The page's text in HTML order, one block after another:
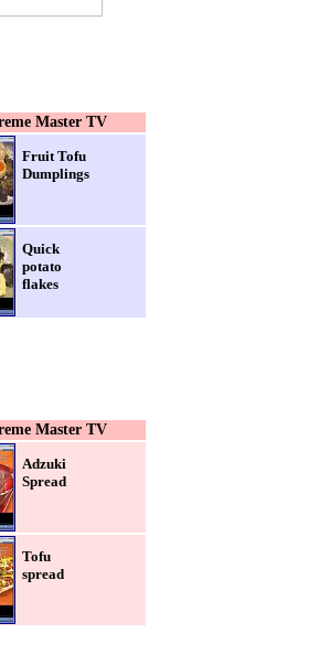
Master TV
Fruit Tofu
Dumplings
Quick
potato
flakes
Master TV
Adzuki
Spread
Tofu
spread